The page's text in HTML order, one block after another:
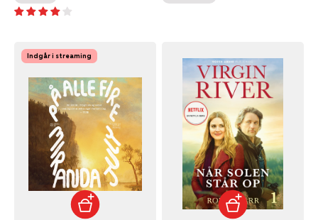
Indgår i streaming